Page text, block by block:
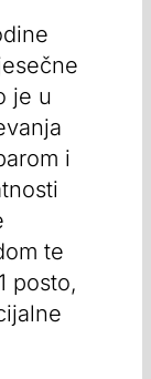
je u
i
te
posto,